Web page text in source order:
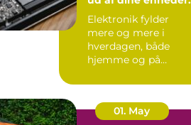
Elektronik fylder
mere og mere i
hverdagen, både
hjemme og på
mobil, tv, wifi, o...
01. May